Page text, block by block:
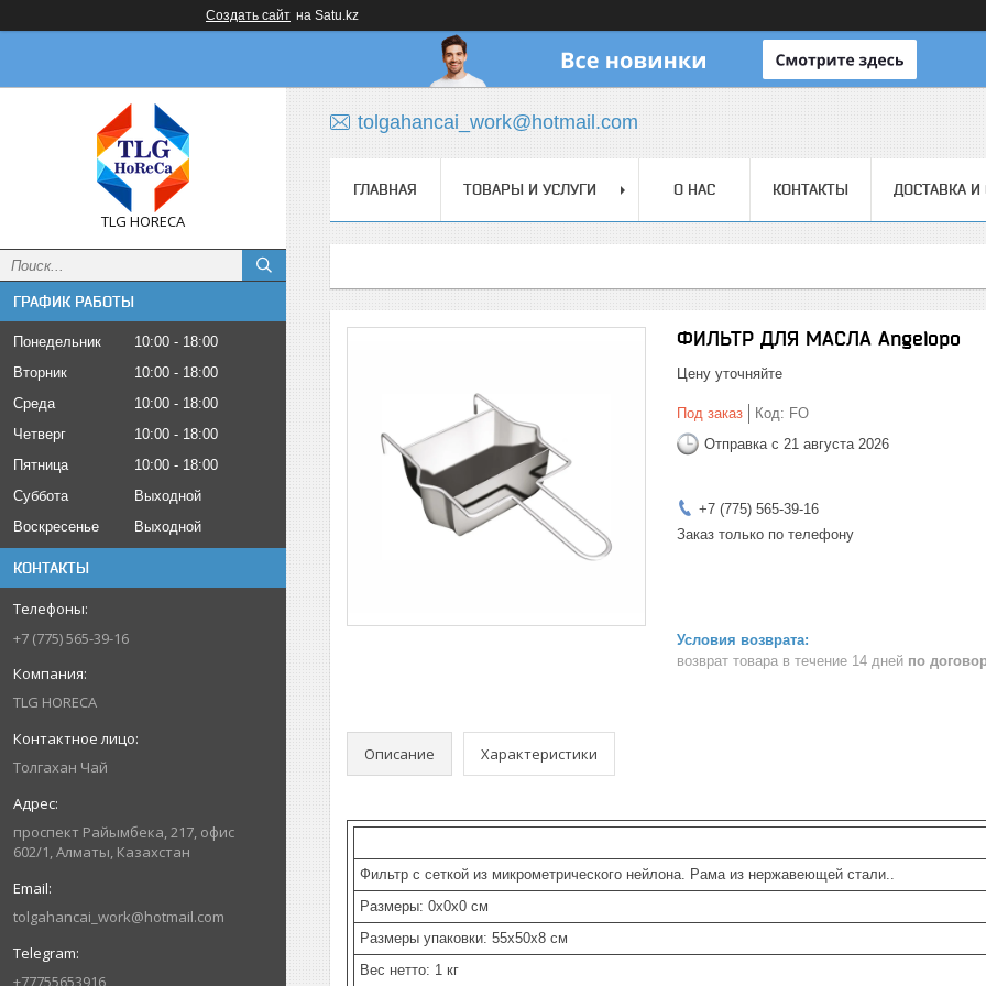
Создать сайт на Satu.kz
TLG HORECA
ГРАФИК РАБОТЫ
Понедельник 10:00
18:00
Вторник
10:00
18:00
Среда
10:00
18:00
Четверг
10:00
18:00
Пятница
10:00
18:00
Суббота
Выходной
Воскресенье
Выходной
КОНТАКТЫ
+7 (775) 565-39-16
TLG HORECA
Толгахан Чай
проспект Райымбека, 217, офис
602/1, Алматы, Казахстан
tolgahancai_work@hotmail.com
+77755653916
tolgahancai_work@hotmail.com
ГЛАВНАЯ ТОВАРЫ И УСЛУГИ О НАС КОНТАКТЫ ДОСТАВКА И
ФИЛЬТР ДЛЯ МАСЛА Angelopo
Цену уточняйте
Под заказ Код: FO
Отправка с 21 августа 2026
+7 (775) 565-39-16
Заказ только по телефону
возврат товара в течение 14 дней по
Описание Характеристики
Фильтр с сеткой из микрометрического нейлона. Рама из нержавеющей стали..
Размеры: 0x0x0 см
Размеры упаковки: 55x50x8 см
Вес нетто: 1 кг